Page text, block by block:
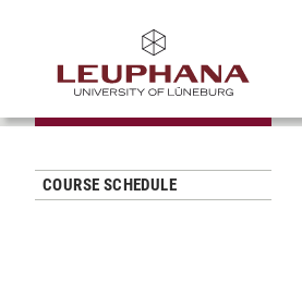
COURSE SCHEDULE